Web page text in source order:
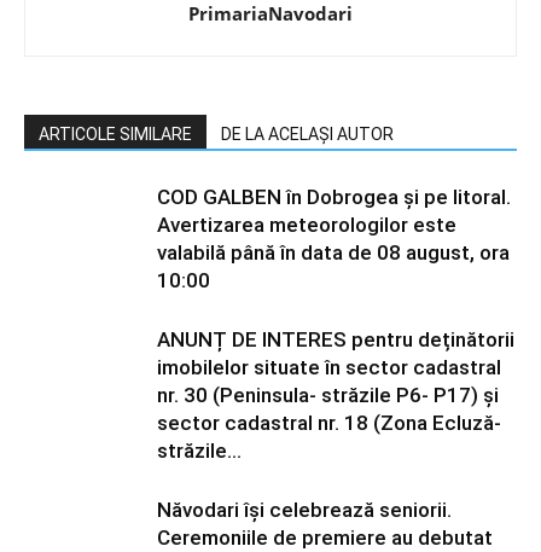
PrimariaNavodari
ARTICOLE SIMILARE DE LA ACELAȘI AUTOR
COD GALBEN în Dobrogea și pe litoral.
Avertizarea meteorologilor este
valabilă până în data de 08 august, ora
10:00
ANUNȚ DE INTERES pentru deținătorii
imobilelor situate în sector cadastral
nr. 30 (Peninsula- străzile P6- P17) și
sector cadastral nr. 18 (Zona Ecluză-
străzile...
Năvodari își celebrează seniorii.
Ceremoniile de premiere au debutat